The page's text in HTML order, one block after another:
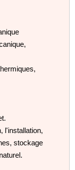
l'installation,
stockage